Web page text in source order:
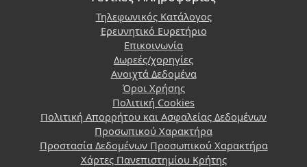
Τηλεφωνικός Κατάλογος
Ερευνητικό Ευρετήριο
Επικοινωνία
Δωρεές/χορηγίες
Ανοιχτά Δεδομένα
Όροι Χρήσης
Πολιτική Cookies
Πολιτική Απορρήτου και Ασφαλείας Δεδομένων
Προσωπικού Χαρακτήρα
Προστασία Δεδομένων Προσωπικού Χαρακτήρα
Χάρτες Πανεπιστημίου Κρήτης